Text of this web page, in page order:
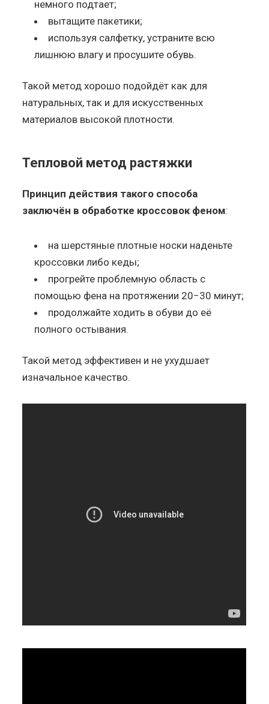
немного подтает;
вытащите пакетики;
используя салфетку, устраните всю
лишнюю влагу и просушите обувь.
Такой метод хорошо подойдёт как для
натуральных, так и для искусственных
материалов высокой плотности.
Тепловой метод растяжки
Принцип действия такого способа
заключён в обработке кроссовок феном:
на шерстяные плотные носки наденьте
кроссовки либо кеды;
прогрейте проблемную область с
помощью фена на протяжении 20−30 минут;
продолжайте ходить в обуви до её
полного остывания.
Такой метод эффективен и не ухудшает
изначальное качество.